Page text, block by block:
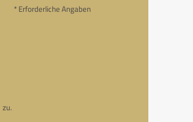
* Erforderliche Angaben
zu.